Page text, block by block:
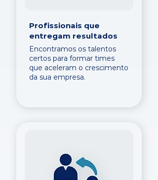
Profissionais que
entregam resultados
Encontramos os talentos
certos para formar times
que aceleram o crescimento
da sua empresa.